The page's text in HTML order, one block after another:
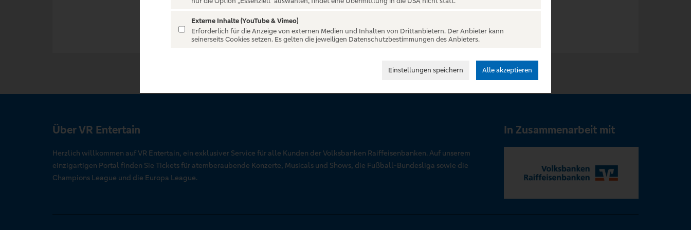
Über VR Entertain
Herzlich willkommen auf VR Entertain, ein exklusiver Service für alle Kunden der Volksbanken Raiffeisenbanken. Auf unserem
einzigartigen Portal finden Sie Tickets für atemberaubende Konzerte, Musicals und Shows, die Fußball-Bundesliga sowie die
Champions League und die Europa League.
In Zusammenarbeit mit
Externe Inhalte (YouTube & Vimeo)
Erforderlich für die Anzeige von externen Medien und Inhalten von Drittanbietern. Der Anbieter kann
seinerseits Cookies setzen. Es gelten die jeweiligen Datenschutzbestimmungen des Anbieters.
Einstellungen speichern Alle akzeptieren